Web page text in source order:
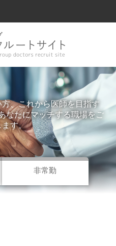
、これから医師を目指す
なたにマッチする職場をご
ます。
非常勤